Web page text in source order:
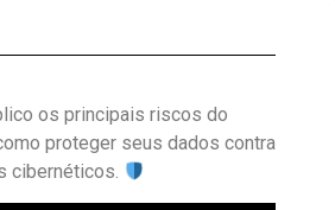
os principais riscos do
proteger seus dados contra
cibernéticos.